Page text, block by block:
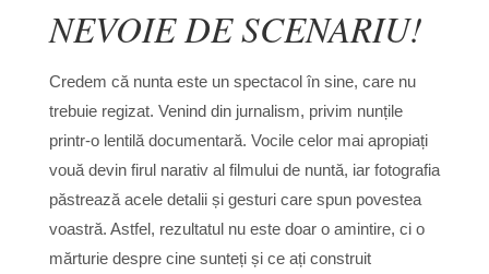
NEVOIE DE SCENARIU!
Credem că nunta este un spectacol în sine, care nu
trebuie regizat. Venind din jurnalism, privim nunțile
printr-o lentilă documentară. Vocile celor mai apropiați
vouă devin firul narativ al filmului de nuntă, iar fotografia
păstrează acele detalii și gesturi care spun povestea
voastră. Astfel, rezultatul nu este doar o amintire, ci o
mărturie despre cine sunteți și ce ați construit